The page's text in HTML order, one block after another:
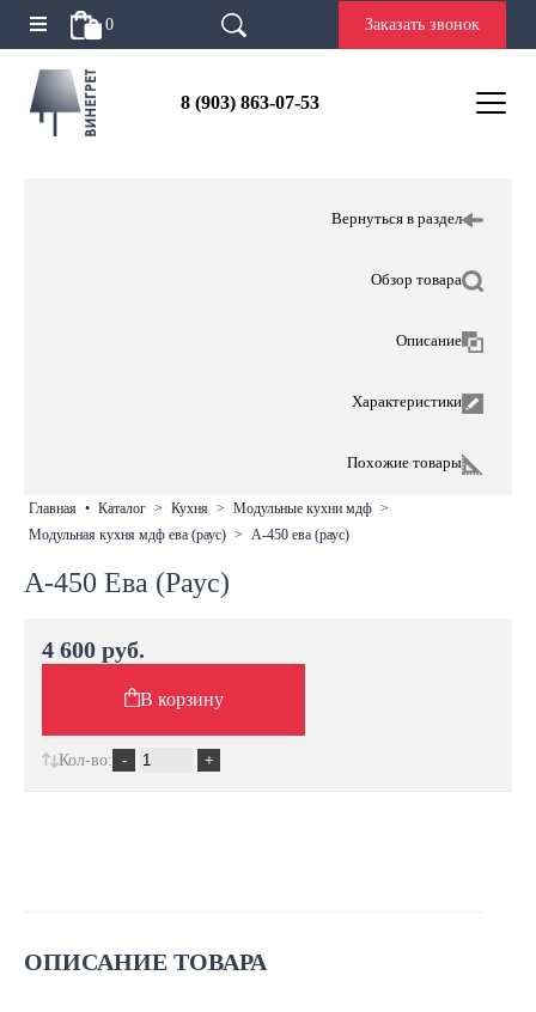
0 Заказать звонок
8 (903) 863-07-53
Вернуться в раздел
Обзор товара
Описание
Характеристики
Похожие товары
главная • каталог > кухня > модульные кухни мдф >
модульная кухня мдф ева (раус) > а-450 ева (раус)
А-450 Ева (Раус)
ОПИСАНИЕ ТОВАРА
4 600 руб.
В корзину
Кол-во: